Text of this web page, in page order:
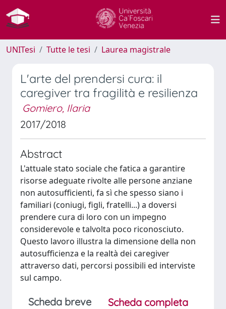
UNITesi Tutte le tesi Laurea magistrale
L'arte del prendersi cura: il
caregiver tra fragilità e resilienza
Gomiero, Ilaria
2017/2018
Abstract
L'attuale stato sociale che fatica a garantire
risorse adeguate rivolte alle persone anziane
non autosufficienti, fa sì che spesso siano i
familiari (coniugi, figli, fratelli...) a doversi
prendere cura di loro con un impegno
considerevole e talvolta poco riconosciuto.
Questo lavoro illustra la dimensione della non
autosufficienza e la realtà dei caregiver
attraverso dati, percorsi possibili ed interviste
sul campo.
Scheda breve
Scheda completa